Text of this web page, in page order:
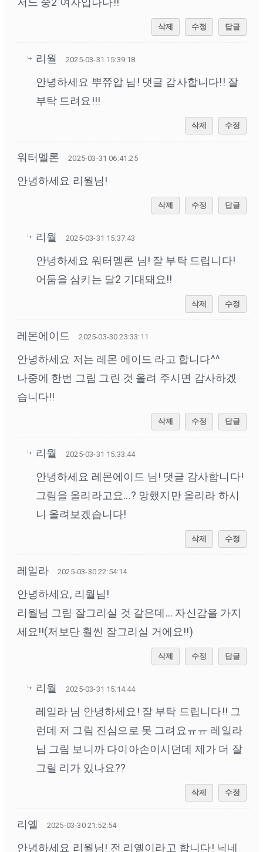
삭제 수정 답글
리월 2025-03-31 15:39:18
안녕하세요 뿌쮸압 님! 댓글 감사합니다!! 잘
부탁 드려요!!!
삭제 수정
워터멜론 2025-03-31 06:41:25
안녕하세요 리월님!
삭제 수정 답글
리월 2025-03-31 15:37:43
안녕하세요 워터멜론 님! 잘 부탁 드립니다!
어둠을 삼키는 달2 기대돼요!!
삭제 수정
레몬에이드 2025-03-30 23:33:11
안녕하세요 저는 레몬 에이드 라고 합니다^^
나중에 한번 그림 그린 것 올려 주시면 감사하겠
습니다!!
삭제 수정 답글
리월 2025-03-31 15:33:44
안녕하세요 레몬에이드 님! 댓글 감사합니다!
그림을 올리라고요...? 망했지만 올리라 하시
니 올려보겠습니다!
삭제 수정
레일라 2025-03-30 22:54:14
안녕하세요, 리월님!
리월님 그림 잘그리실 것 같은데... 자신감을 가지
세요!!(저보단 훨씬 잘그리실 거에요!!)
삭제 수정 답글
리월 2025-03-31 15:14:44
레일라 님 안녕하세요! 잘 부탁 드립니다!! 그
런데 저 그림 진심으로 못 그려요ㅠㅠ 레일라
님 그림 보니까 다이아손이시던데 제가 더 잘
그릴 리가 있나요??
삭제 수정
리옐 2025-03-30 21:52:54
안녕하세요 리월님! 전 리옐이라고 합니다! 닉네